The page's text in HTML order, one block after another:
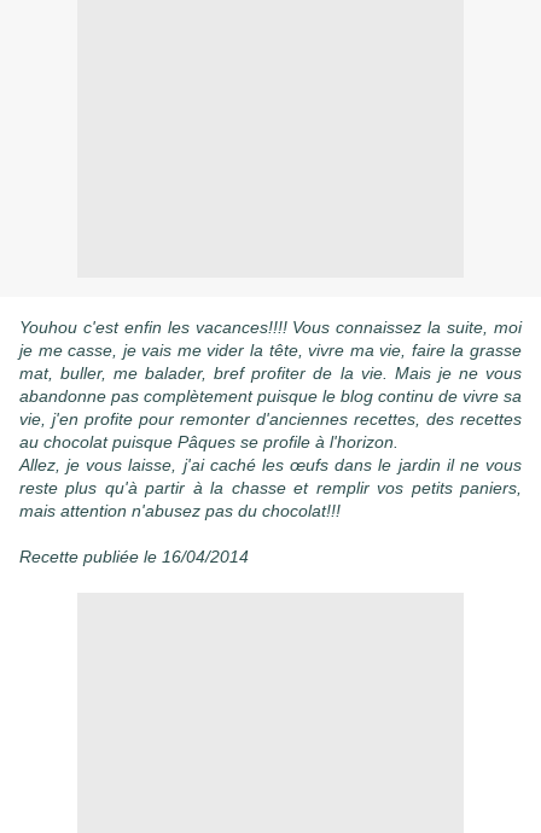
Youhou c'est enfin les vacances!!!! Vous connaissez la suite, moi
je me casse, je vais me vider la tête, vivre ma vie, faire la grasse
mat, buller, me balader, bref profiter de la vie. Mais je ne vous
abandonne pas complètement puisque le blog continu de vivre sa
vie, j'en profite pour remonter d'anciennes recettes, des recettes
au chocolat puisque Pâques se profile à l'horizon.
Allez, je vous laisse, j'ai caché les œufs dans le jardin il ne vous
reste plus qu'à partir à la chasse et remplir vos petits paniers,
mais attention n'abusez pas du chocolat!!!
Recette publiée le 16/04/2014